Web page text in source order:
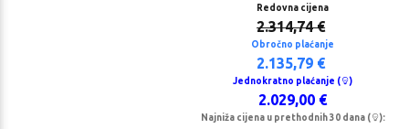
Redovna cijena
2.314,74 €
Obročno plaćanje
2.135,79 €
Jednokratno plaćanje ( )
2.029,00 €
Najniža cijena u prethodnih 30 dana (
):